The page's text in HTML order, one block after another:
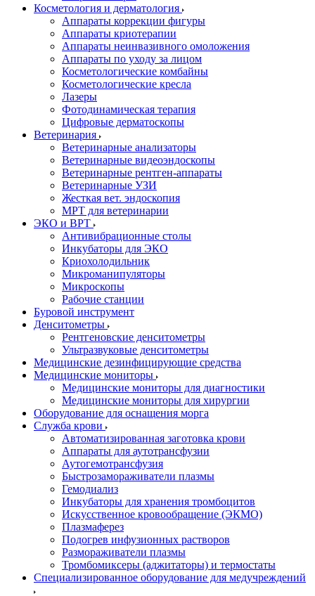
Косметология и дерматология
Аппараты коррекции фигуры
Аппараты криотерапии
Аппараты неинвазивного омоложения
Аппараты по уходу за лицом
Косметологические комбайны
Косметологические кресла
Лазеры
Фотодинамическая терапия
Цифровые дерматоскопы
Ветеринария
Ветеринарные анализаторы
Ветеринарные видеоэндоскопы
Ветеринарные рентген-аппараты
Ветеринарные УЗИ
Жесткая вет. эндоскопия
МРТ для ветеринарии
ЭКО и ВРТ
Антивибрационные столы
Инкубаторы для ЭКО
Криохолодильник
Микроманипуляторы
Микроскопы
Рабочие станции
Буровой инструмент
Денситометры
Рентгеновские денситометры
Ультразвуковые денситометры
Медицинские дезинфицирующие средства
Медицинские мониторы
Медицинские мониторы для диагностики
Медицинские мониторы для хирургии
Оборудование для оснащения морга
Служба крови
Автоматизированная заготовка крови
Аппараты для аутотрансфузии
Аутогемотрансфузия
Быстрозамораживатели плазмы
Гемодиализ
Инкубаторы для хранения тромбоцитов
Искусственное кровообращение (ЭКМО)
Плазмаферез
Подогрев инфузионных растворов
Размораживатели плазмы
Тромбомиксеры (аджитаторы) и термостаты
Специализированное оборудование для медучреждений